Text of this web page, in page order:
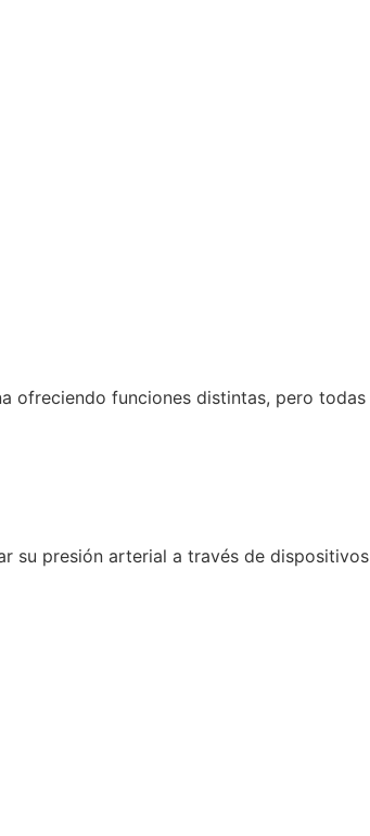
ofreciendo funciones distintas, pero todas
su presión arterial a través de dispositivos